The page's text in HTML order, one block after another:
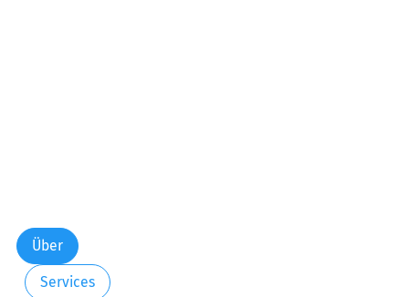
Über
Services